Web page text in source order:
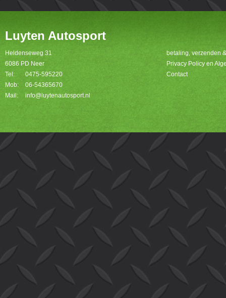
Luyten Autosport
Heldenseweg 31
6086 PD Neer
Tel:
0475-595220
Mob:
06-54365670
Mail:
info@luytenautosport.nl
betaling, verzenden
Privacy Policy en
Contact